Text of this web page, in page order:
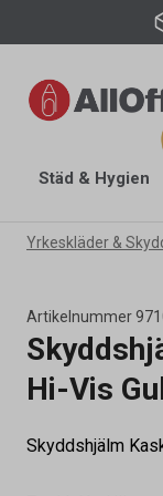
Städ & Hygien
Yrkeskläder &
Artikelnummer
Hi-Vis
Skyddshjälm